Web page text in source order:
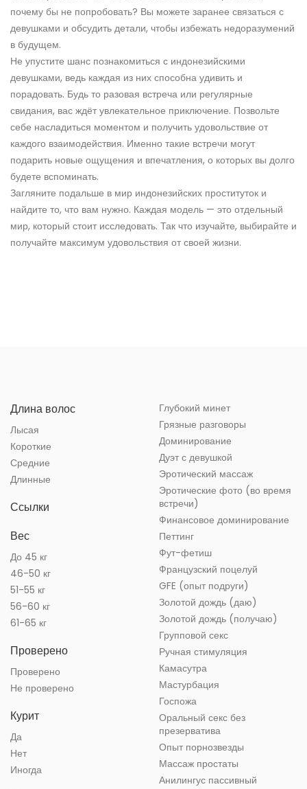
почему бы не попробовать? Вы можете заранее связаться с
девушками и обсудить детали, чтобы избежать недоразумений
в будущем.
Не упустите шанс познакомиться с индонезийскими
девушками, ведь каждая из них способна удивить и
порадовать. Будь то разовая встреча или регулярные
свидания, вас ждёт увлекательное приключение. Позвольте
себе насладиться моментом и получить удовольствие от
каждого взаимодействия. Именно такие встречи могут
подарить новые ощущения и впечатления, о которых вы долго
будете вспоминать.
Загляните подальше в мир индонезийских проституток и
найдите то, что вам нужно. Каждая модель — это отдельный
мир, который стоит исследовать. Так что изучайте, выбирайте и
получайте максимум удовольствия от своей жизни.
Длина волос
Лысая
Короткие
Средние
Длинные
Ссылки
Вес
До 45 кг
46-50 кг
51-55 кг
56-60 кг
61-65 кг
Проверено
Проверено
Не проверено
Курит
Да
Нет
Иногда
Глубокий минет
Грязные разговоры
Доминирование
Дуэт с девушкой
Эротический массаж
Эротические фото (во время
встречи)
Финансовое доминирование
Петтинг
Фут-фетиш
Французский поцелуй
GFE (опыт подруги)
Золотой дождь (даю)
Золотой дождь (получаю)
Групповой секс
Ручная стимуляция
Камасутра
Мастурбация
Госпожа
Оральный секс без
презерватива
Опыт порнозвезды
Массаж простаты
Анилингус пассивный